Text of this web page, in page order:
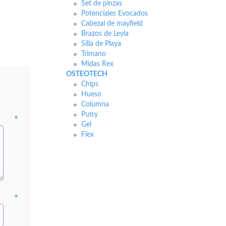
*
*
Set de pinzas
Potenciales Evocados
Cabezal de mayfield
Brazos de Leyla
Silla de Playa
Trimano
Midas Rex
OSTEOTECH
Chips
Hueso
Columna
Putty
Gel
Flex